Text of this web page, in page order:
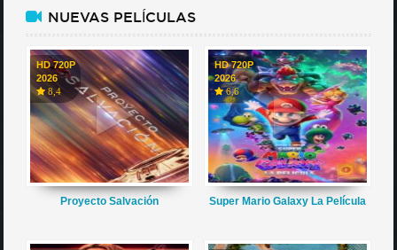
NUEVAS PELÍCULAS
HD 720P
2026
8,4
Proyecto Salvación
HD 720P
2026
6,6
Super Mario Galaxy La Película